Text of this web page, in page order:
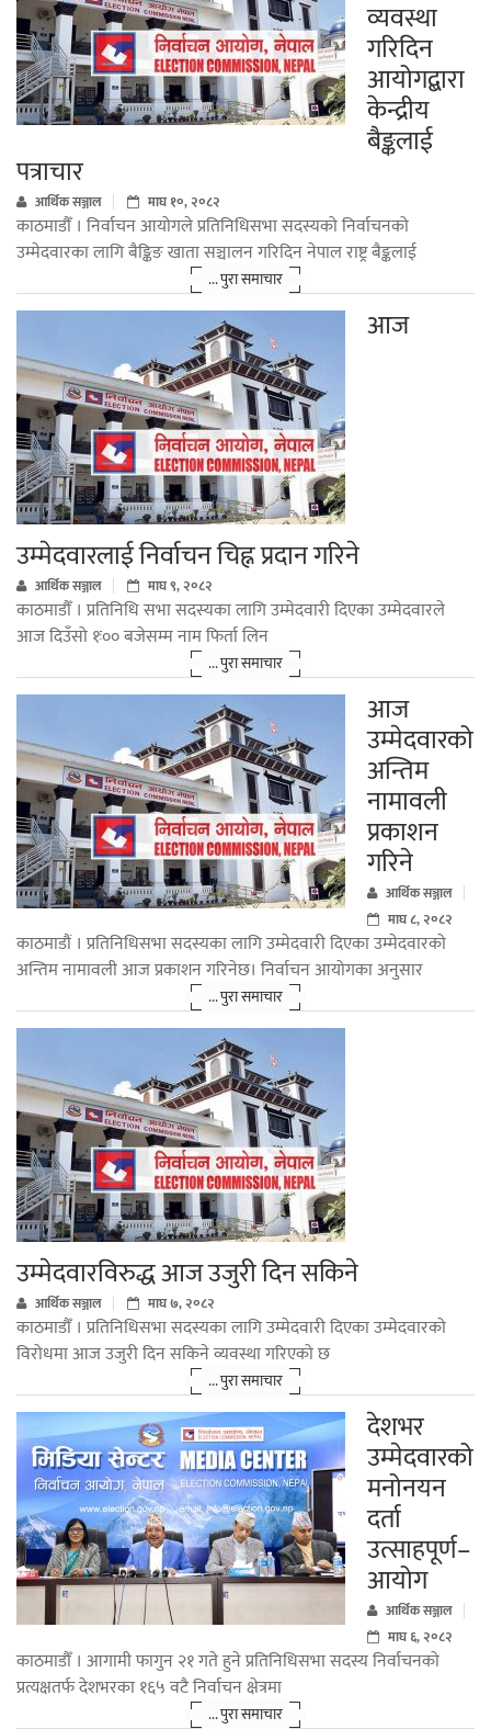
व्यवस्था
गरिदिन
आयोगद्बारा
केन्द्रीय
बैङ्कलाई
पत्राचार
आर्थिक सञ्जाल माघ १०, २०८२
काठमाडौँ । निर्वाचन आयोगले प्रतिनिधिसभा सदस्यको निर्वाचनको
उम्मेदवारका लागि बैङ्किङ खाता सञ्चालन गरिदिन नेपाल राष्ट्र बैङ्कलाई
... पुरा समाचार
आज
उम्मेदवारलाई निर्वाचन चिह्न प्रदान गरिने
आर्थिक सञ्जाल माघ ९, २०८२
काठमाडौँ । प्रतिनिधि सभा सदस्यका लागि उम्मेदवारी दिएका उम्मेदवारले
आज दिउँसो १ः०० बजेसम्म नाम फिर्ता लिन
... पुरा समाचार
आज
उम्मेदवारको
अन्तिम
नामावली
प्रकाशन
गरिने
आर्थिक सञ्जाल
माघ ८, २०८२
काठमाडौं । प्रतिनिधिसभा सदस्यका लागि उम्मेदवारी दिएका उम्मेदवारको
अन्तिम नामावली आज प्रकाशन गरिनेछ। निर्वाचन आयोगका अनुसार
... पुरा समाचार
उम्मेदवारविरुद्ध आज उजुरी दिन सकिने
आर्थिक सञ्जाल माघ ७, २०८२
काठमाडौँ । प्रतिनिधिसभा सदस्यका लागि उम्मेदवारी दिएका उम्मेदवारको
विरोधमा आज उजुरी दिन सकिने व्यवस्था गरिएको छ
... पुरा समाचार
देशभर
उम्मेदवारको
मनोनयन
दर्ता
उत्साहपूर्ण–
आयोग
आर्थिक सञ्जाल
माघ ६, २०८२
काठमाडौँ । आगामी फागुन २१ गते हुने प्रतिनिधिसभा सदस्य निर्वाचनको
प्रत्यक्षतर्फ देशभरका १६५ वटै निर्वाचन क्षेत्रमा
... पुरा समाचार